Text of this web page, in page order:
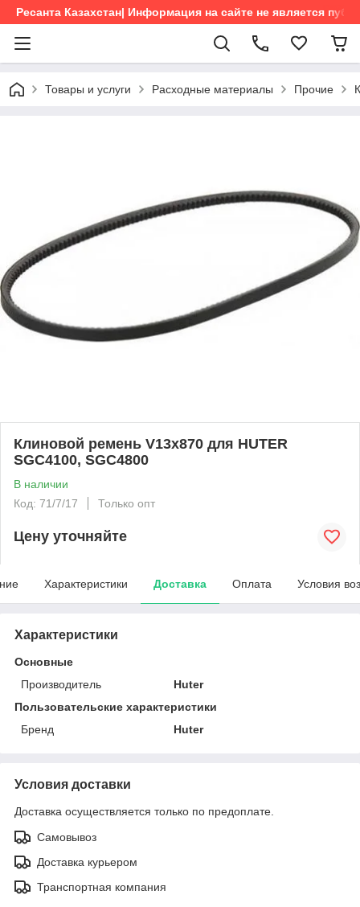
Ресанта Казахстан| Информация на сайте не является
Товары и услуги Расходные материалы Прочие
Клиновой ремень V13x870 для HUTER
SGC4100, SGC4800
В наличии
Код: 71/7/17
Только опт
Цену уточняйте
Характеристики Доставка Оплата Условия
Характеристики
Основные
Производитель
Huter
Пользовательские характеристики
Бренд
Huter
Условия доставки
Доставка осуществляется только по предоплате.
Самовывоз
Доставка курьером
Транспортная компания